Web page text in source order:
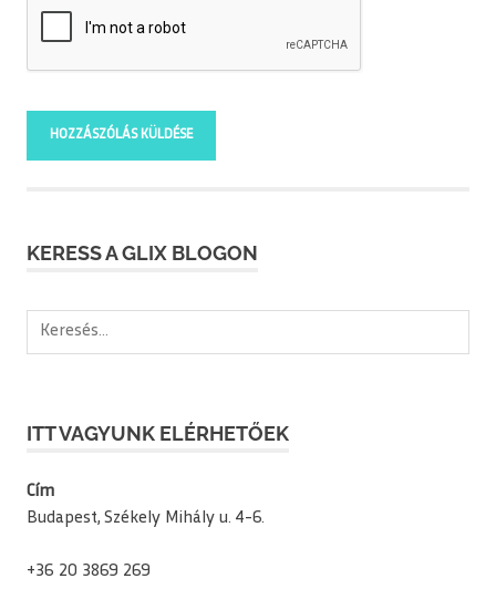
KERESS A GLIX BLOGON
Keresés:
ITT VAGYUNK ELÉRHETŐEK
Cím
Budapest, Székely Mihály u. 4-6.
+36 20 3869 269